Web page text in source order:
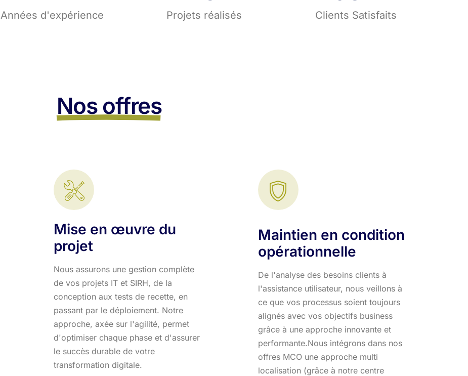
Années d'expérience Projets réalisés Clients Satisfaits
Nos offres
Mise en œuvre du
projet
Nous assurons une gestion complète
de vos projets IT et SIRH, de la
conception aux tests de recette, en
passant par le déploiement. Notre
approche, axée sur l'agilité, permet
d'optimiser chaque phase et d'assurer
le succès durable de votre
transformation digitale.
Maintien en condition
opérationnelle
De l'analyse des besoins clients à
l'assistance utilisateur, nous veillons à
ce que vos processus soient toujours
alignés avec vos objectifs business
grâce à une approche innovante et
performante.​ Nous intégrons dans nos
offres MCO une approche multi
localisation (grâce à notre centre